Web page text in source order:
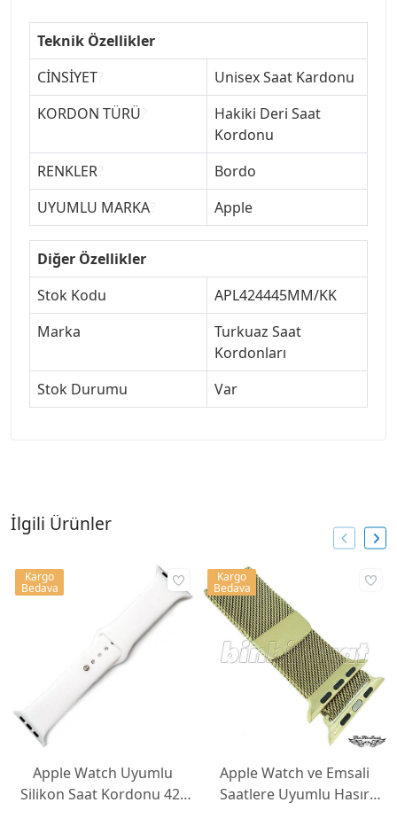
Teknik Özellikler
CİNSİYET
Unisex Saat Kardonu
KORDON TÜRÜ
Hakiki Deri Saat
Kordonu
RENKLER
Bordo
UYUMLU MARKA
Apple
Diğer Özellikler
Stok Kodu
APL424445MM/KK
Marka
Turkuaz Saat
Kordonları
Stok Durumu
Var
İlgili Ürünler
Apple Watch Uyumlu
Silikon Saat Kordonu 42-
Kargo
Bedava
Apple Watch ve Emsali
Saatlere Uyumlu Hasır
Kargo
Bedava